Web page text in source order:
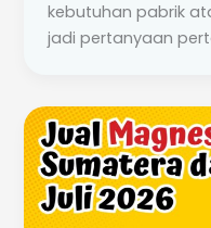
kebutuhan pabrik
jadi pertanyaan